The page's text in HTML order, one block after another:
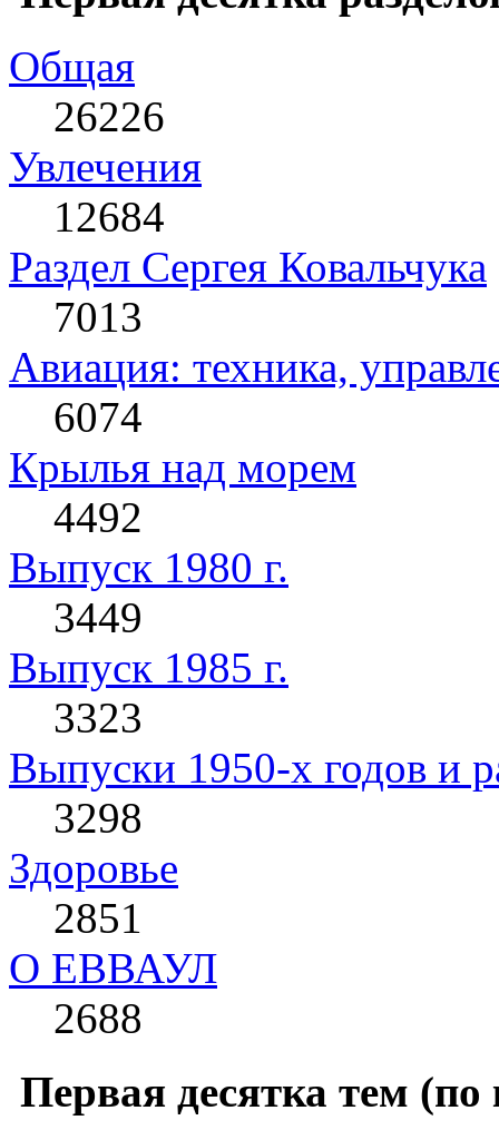
Общая
26226
Увлечения
12684
Раздел Сергея Ковальчука
7013
Авиация: техника,
6074
Крылья над морем
4492
Выпуск 1980 г.
3449
Выпуск 1985 г.
3323
Выпуски 1950-х годов и
3298
Здоровье
2851
О ЕВВАУЛ
2688
Первая десятка тем (по